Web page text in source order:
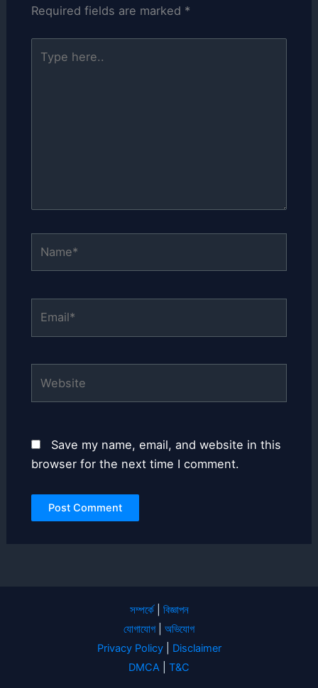
Required fields are marked *
here..
Save my name, email, and website in this
browser for the next time I comment.
সম্পর্কে| বিজ্ঞাপন
যোগাযোগ
অভিযোগ
Privacy Policy| Disclaimer
DMCA
T&C